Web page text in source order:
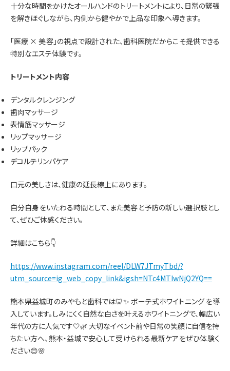
十分な時間をかけたオールハンドのトリートメントにより、日常の緊張
を解きほぐしながら、内側から健やかで上品な印象へ導きます。
「医療 × 美容」の視点で設計された、歯科医院だからこそ提供できる
特別なエステ体験です。
トリートメント内容
デンタルクレンジング
歯肉マッサージ
表情筋マッサージ
リップマッサージ
リップパック
デコルテリンパケア
口元の美しさは、健康の延長線上にあります。
自分自身をいたわる時間として、また美容と予防の新しい選択肢とし
て、ぜひご体感ください。
詳細はこちら👇
https://www.instagram.com/reel/DLW7JTmyTbd/?
utm_source=ig_web_copy_link&igsh=NTc4MTIwNjQ2YQ==
熊本県益城町のみやもと歯科では🦷✨ ボーテ式ホワイトニング を導
入しています。しみにくく自然な白さを叶えるホワイトニングで、幅広い
年代の方に人気です🤍🌿 大切なイベント前や日常の笑顔に自信を持
ちたい方へ、熊本・益城で安心して受けられる最新ケアをぜひ体験く
ださい😊🌸